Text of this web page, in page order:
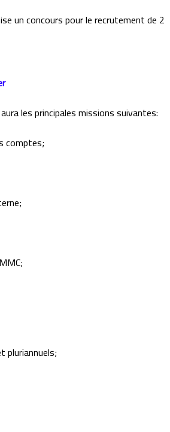
un concours pour le recrutement de 2
les principales missions suivantes:
comptes;
pluriannuels;